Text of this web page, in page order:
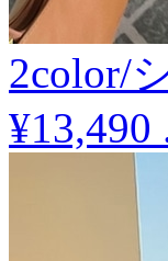
2color/
¥13,490